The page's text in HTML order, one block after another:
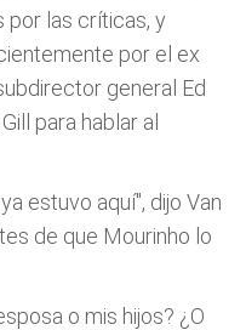
por las críticas, y
por el ex
general Ed
para hablar al
estuvo aquí", dijo Van
de que Mourinho lo
o mis hijos? ¿O